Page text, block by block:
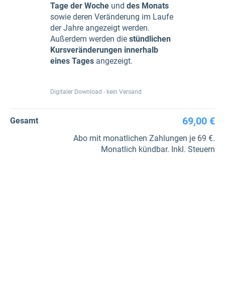
Tage der Woche und des Monats
sowie deren Veränderung im Laufe
der Jahre angezeigt werden.
Außerdem werden die stündlichen
Kursveränderungen innerhalb
eines Tages angezeigt.
Digitaler Download - kein Versand
Gesamt 69,00 €
Abo mit monatlichen Zahlungen je 69 €.
Monatlich kündbar. Inkl. Steuern